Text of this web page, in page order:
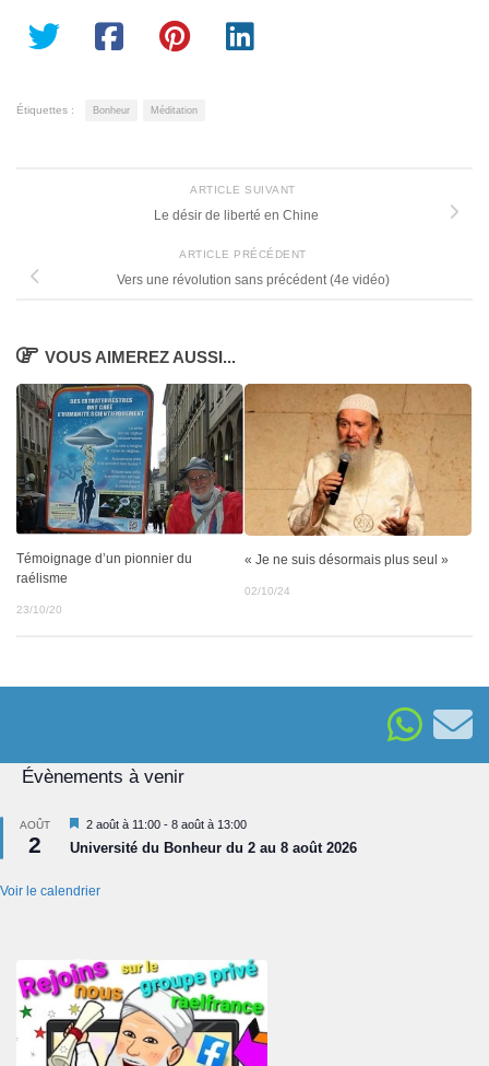
Étiquettes : Bonheur Méditation
ARTICLE SUIVANT
Le désir de liberté en Chine
ARTICLE PRÉCÉDENT
Vers une révolution sans précédent (4e vidéo)
VOUS AIMEREZ AUSSI...
Témoignage d’un pionnier du
raélisme
23/10/20
« Je ne suis désormais plus seul »
02/10/24
Évènements à venir
AOÛT
2
Mis
en
avant
2 août à 11:00 - 8 août à 13:00
Université du Bonheur du 2 au 8 août 2026
Voir le calendrier